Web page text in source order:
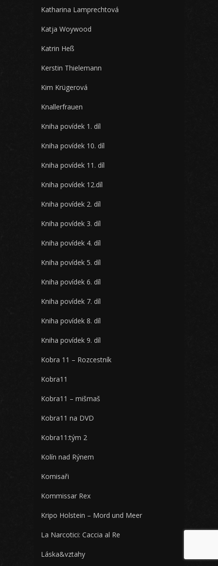
Katharina Lamprechtová
Katja Woywood
Katrin Heß
Kerstin Thielemann
Kim Krügerová
Knallerfrauen
Kniha povídek 1. díl
Kniha povídek 10. díl
Kniha povídek 11. díl
Kniha povídek 12.díl
Kniha povídek 2. díl
Kniha povídek 3. díl
Kniha povídek 4. díl
Kniha povídek 5. díl
Kniha povídek 6. díl
Kniha povídek 7. díl
Kniha povídek 8. díl
Kniha povídek 9. díl
Kobra 11 – Rozcestník
Kobra11
Kobra11 – mišmaš
Kobra11 na DVD
Kobra11:tým 2
Kolín nad Rýnem
Komisaři
Kommissar Rex
Kripo Holstein – Mord und Meer
La Narcotici: Caccia al Re
Láska&vztahy